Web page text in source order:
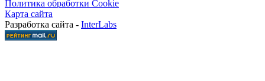
Политика обработки Cookie
Карта сайта
Разработка сайта - InterLabs